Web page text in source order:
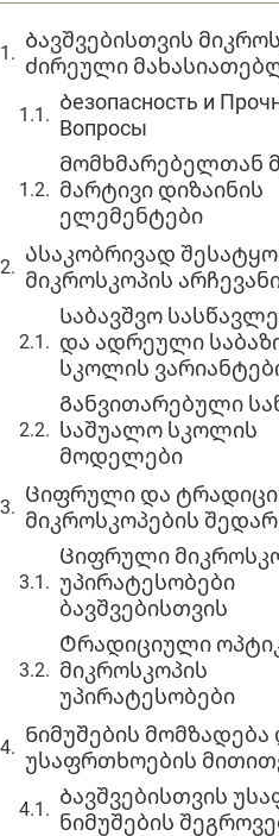
Ბავშვებისთვის
ძირეული
Ბезопасность и
Вопросы
Მომხმარებელთან
მარტივი დიზაინის
ელემენტები
Ასაკობრივად
მიკროსკოპის
Საბავშვო
და ადრეული
სკოლის
Განვითარებული
საშუალო სკოლის
მოდელები
Ციფრული და
მიკროსკოპების
Ციფრული
უპირატესობები
ბავშვებისთვის
Ტრადიციული
მიკროსკოპის
უპირატესობები
Ნიმუშების მომზადება
უსაფრთხოების
Ბავშვებისთვის
ნიმუშების